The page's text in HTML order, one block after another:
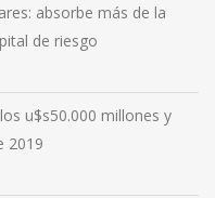
absorbe más de la
de riesgo
u$s50.000 millones y
2019